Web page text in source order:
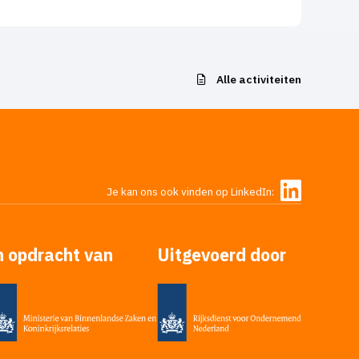
Alle activiteiten
Je kan ons ook vinden op LinkedIn:
opdracht van Uitgevoerd door